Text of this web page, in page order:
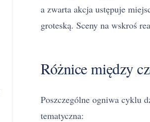
a zwarta akcja ustępuje
groteską. Sceny na wskroś
Różnice między
Poszczególne ogniwa cyklu
tematyczna: